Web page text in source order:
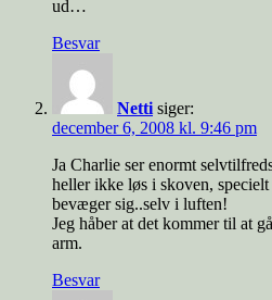
ud…
Besvar
Netti siger:
december 6, 2008 kl. 9:46 pm
Ja Charlie ser enormt
heller ikke løs i skoven,
bevæger sig..selv i luften!
Jeg håber at det kommer til at
arm.
Besvar